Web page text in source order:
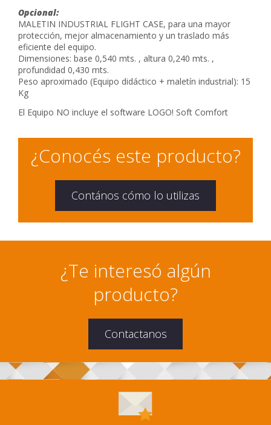
Opcional:
MALETIN INDUSTRIAL FLIGHT CASE, para una mayor
protección, mejor almacenamiento y un traslado más
eficiente del equipo.
Dimensiones: base 0,540 mts. , altura 0,240 mts. ,
profundidad 0,430 mts.
Peso aproximado (Equipo didáctico + maletín industrial): 15
Kg
El Equipo NO incluye el software LOGO! Soft Comfort
¿Conocés este producto?
Contános cómo lo utilizas
¿Te interesó algún
producto?
Contactanos